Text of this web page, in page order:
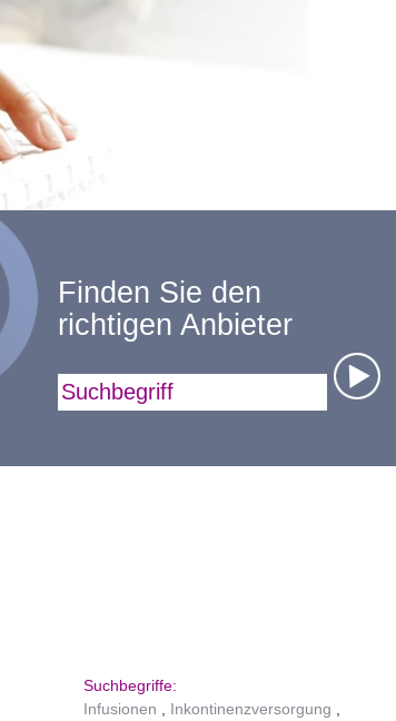
Finden Sie den
richtigen Anbieter
Suchbegriffe:
Infusionen
Inkontinenzversorgung